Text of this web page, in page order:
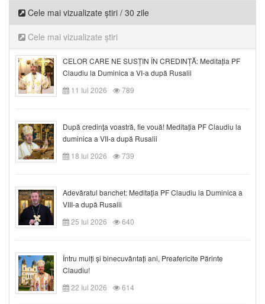
Cele mai vizualizate știri / 30 zile
Cele mai vizualizate știri
CELOR CARE NE SUSȚIN ÎN CREDINȚĂ: Meditația PF
Claudiu la Duminica a VI-a după Rusalii
11 Iul 2026
789
După credinţa voastră, fie vouă! Meditația PF Claudiu la
duminica a VII-a după Rusalii
18 Iul 2026
739
Adevăratul banchet: Meditația PF Claudiu la Duminica a
VIII-a după Rusalii
25 Iul 2026
640
Întru mulți și binecuvântați ani, Preafericite Părinte
Claudiu!
22 Iul 2026
614